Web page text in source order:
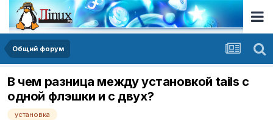
Общий форум
В чем разница между установкой tails с
одной флэшки и с двух?
установка